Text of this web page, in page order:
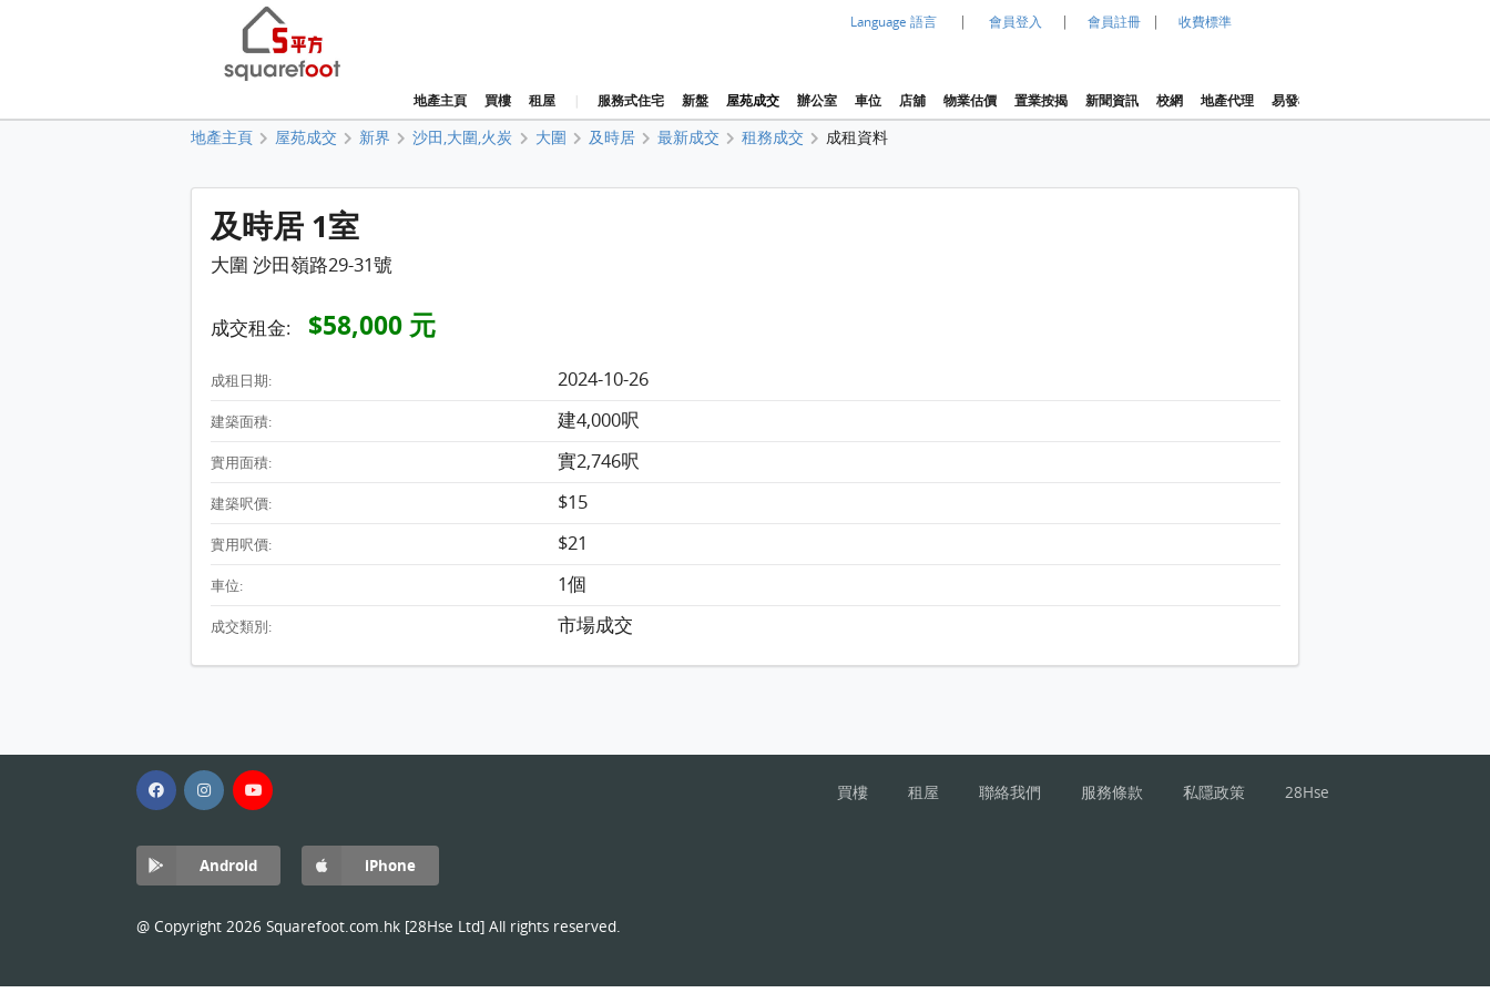
Language 語言 | 會員登入 | 會員註冊 | 收費標準
地產主頁 買樓 租屋 | 服務式住宅 新盤 屋苑成交 辦公室 車位 店舖 物業估價 置業按揭 新聞資訊 校網 地產代理 易發樓價指數
地產主頁 屋苑成交 新界 沙田,大圍,火炭 大圍 及時居 最新成交 租務成交 成租資料
及時居 1室
大圍 沙田嶺路29-31號
成交租金: $58,000 元
成租日期: 2024-10-26
建築面積: 建4,000呎
實用面積: 實2,746呎
建築呎價: $15
實用呎價: $21
車位: 1個
成交類別: 市場成交
買樓 租屋 聯絡我們 服務條款 私隱政策 28Hse
Android iPhone
@ Copyright 2026 Squarefoot.com.hk [28Hse Ltd] All rights reserved.